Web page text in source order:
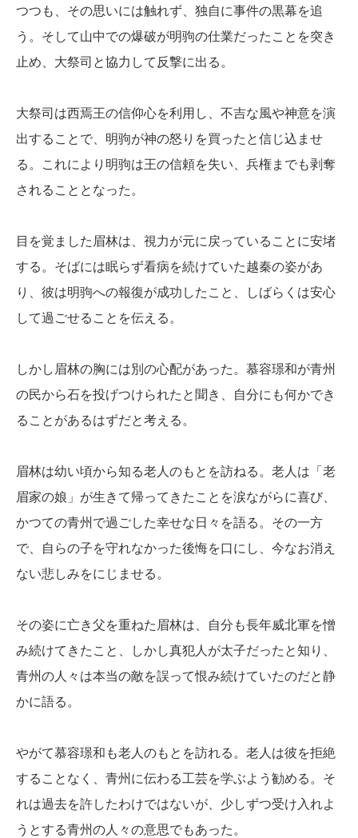
つつも、その思いには触れず、独自に事件の黒幕を追
う。そして山中での爆破が明驹の仕業だったことを突き
止め、大祭司と協力して反撃に出る。
大祭司は西焉王の信仰心を利用し、不吉な風や神意を演
出することで、明驹が神の怒りを買ったと信じ込ませ
る。これにより明驹は王の信頼を失い、兵権までも剥奪
されることとなった。
目を覚ました眉林は、視力が元に戻っていることに安堵
する。そばには眠らず看病を続けていた越秦の姿があ
り、彼は明驹への報復が成功したこと、しばらくは安心
して過ごせることを伝える。
しかし眉林の胸には別の心配があった。慕容璟和が青州
の民から石を投げつけられたと聞き、自分にも何かでき
ることがあるはずだと考える。
眉林は幼い頃から知る老人のもとを訪ねる。老人は「老
眉家の娘」が生きて帰ってきたことを涙ながらに喜び、
かつての青州で過ごした幸せな日々を語る。その一方
で、自らの子を守れなかった後悔を口にし、今なお消え
ない悲しみをにじませる。
その姿に亡き父を重ねた眉林は、自分も長年威北軍を憎
み続けてきたこと、しかし真犯人が太子だったと知り、
青州の人々は本当の敵を誤って恨み続けていたのだと静
かに語る。
やがて慕容璟和も老人のもとを訪れる。老人は彼を拒絶
することなく、青州に伝わる工芸を学ぶよう勧める。そ
れは過去を許したわけではないが、少しずつ受け入れよ
うとする青州の人々の意思でもあった。